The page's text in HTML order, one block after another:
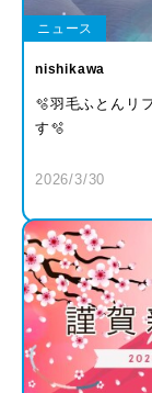
ニュース
nishikawa
🫧羽毛ふとんリ
す🫧
2026/3/30